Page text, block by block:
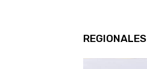
REGIONALES